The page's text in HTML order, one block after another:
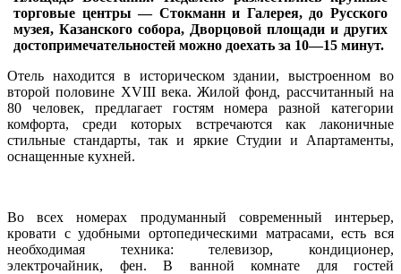
торговые центры — Стокманн и Галерея, до Русского
музея, Казанского собора, Дворцовой площади и других
достопримечательностей можно доехать за 10—15 минут.
Отель находится в историческом здании, выстроенном во
второй половине XVIII века. Жилой фонд, рассчитанный на
80 человек, предлагает гостям номера разной категории
комфорта, среди которых встречаются как лаконичные
стильные стандарты, так и яркие Студии и Апартаменты,
оснащенные кухней.
Во всех номерах продуманный современный интерьер,
кровати с удобными ортопедическими матрасами, есть вся
необходимая техника: телевизор, кондиционер,
электрочайник, фен. В ванной комнате для гостей